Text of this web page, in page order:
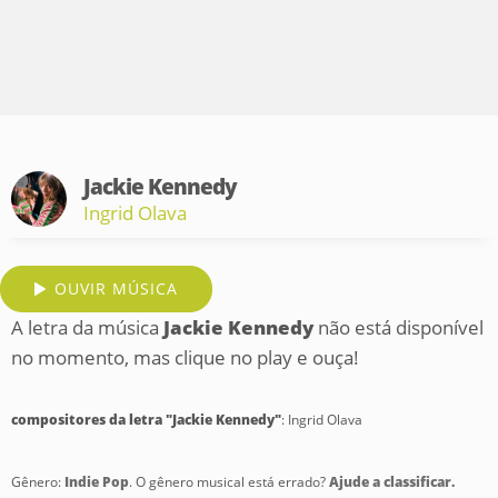
Jackie Kennedy
Ingrid Olava
OUVIR MÚSICA
A letra da música Jackie Kennedynão está disponível
no momento, mas clique no play e ouça!
compositores da letra "Jackie Kennedy": Ingrid Olava
Gênero: Indie Pop. O gênero musical está errado?Ajude a classificar.